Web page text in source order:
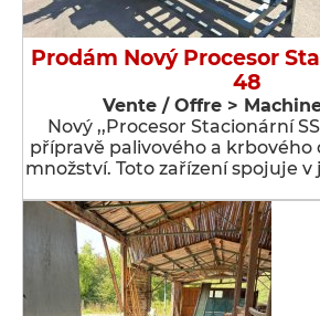
Prodám Nový Procesor
48
Vente / Offre >
Nový ,,Procesor Stacionární
přípravě palivového a krbového
množství. Toto zařízení spojuje